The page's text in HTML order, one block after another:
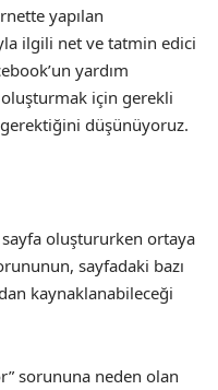
yapılan
ilgili net ve tatmin edici
yardım
için gerekli
düşünüyoruz.
sayfa oluştururken ortaya
sayfadaki bazı
kaynaklanabileceği
sorununa neden olan